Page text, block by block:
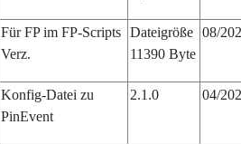
Für FP im FP-Scripts
Verz.
Dateigröße
11390 Byte
08/
Konfig-Datei zu
PinEvent
2.1.0 04/